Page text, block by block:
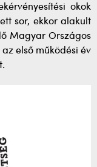
okok
sor, ekkor alakult
Magyar Országos
első működési év